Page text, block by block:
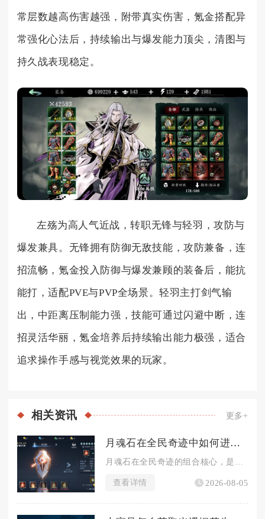
常层数越高伤害越强，附带真实伤害，氪金搭配异
常强化心法后，持续输出与爆发能力顶尖，清图与
持久战表现稳定。
左殇为高人气近战，转职无锋与轻羽，攻防与
爆发兼具。无锋拥有防御无敌技能，攻防兼备，连
招流畅，氪金投入防御与爆发兼顾的装备后，能抗
能打，适配PVE与PVP全场景。轻羽主打剑气输
出，中距离压制能力强，技能可通过闪避中断，连
招灵活华丽，氪金培养后持续输出能力极强，适合
追求操作手感与视觉效果的玩家。
相关资讯 更多+
月魂石在全民奇迹中如何进行组合
月魂石在全民奇迹的组合核心，是以月魂阵的镶嵌规则为基础，区分...
查看详情 2026-08-05